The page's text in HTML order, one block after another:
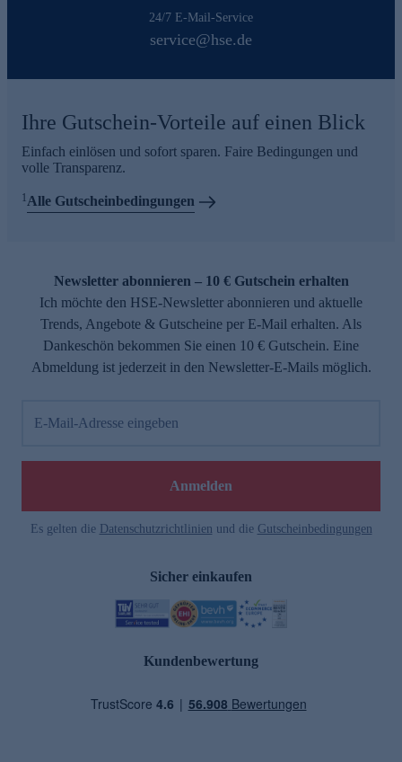
24/7 E-Mail-Service
service@hse.de
Ihre Gutschein-Vorteile auf einen Blick
Einfach einlösen und sofort sparen. Faire Bedingungen und
volle Transparenz.
1Alle Gutscheinbedingungen
Newsletter abonnieren – 10 € Gutschein erhalten
Ich möchte den HSE-Newsletter abonnieren und aktuelle
Trends, Angebote & Gutscheine per E-Mail erhalten. Als
Dankeschön bekommen Sie einen 10 € Gutschein. Eine
Abmeldung ist jederzeit in den Newsletter-E-Mails möglich.
E-Mail-Adresse eingeben
Anmelden
Es gelten die Datenschutzrichtlinien und die Gutscheinbedingungen
Sicher einkaufen
Kundenbewertung